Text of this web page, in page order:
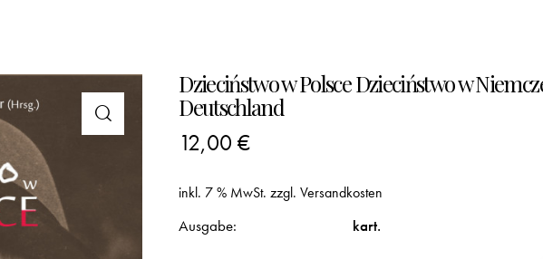
Dzieciństwo w Polsce Dzieciństwo w
Deutschland
12,00€
inkl. 7 % MwSt. zzgl.Versandkosten
Ausgabe kart.